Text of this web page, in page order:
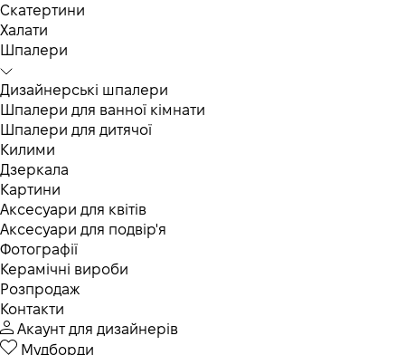
Скатертини
Халати
Шпалери
Дизайнерські шпалери
Шпалери для ванної кімнати
Шпалери для дитячої
Килими
Дзеркала
Картини
Аксесуари для квітів
Аксесуари для подвір'я
Фотографії
Керамічні вироби
Розпродаж
Контакти
Акаунт для дизайнерів
Мудборди